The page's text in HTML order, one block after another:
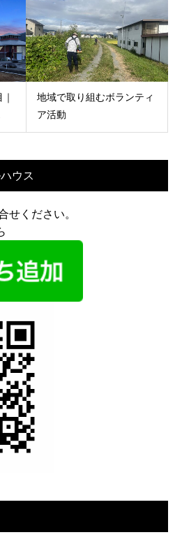
地域で取り組むボランティ
ア活動
ウス
せください。